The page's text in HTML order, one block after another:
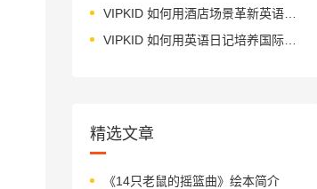
VIPKID 如何用酒店场景革新英语教学？
VIPKID 如何用英语日记培养国际化人才？
精选文章
《14只老鼠的摇篮曲》绘本简介